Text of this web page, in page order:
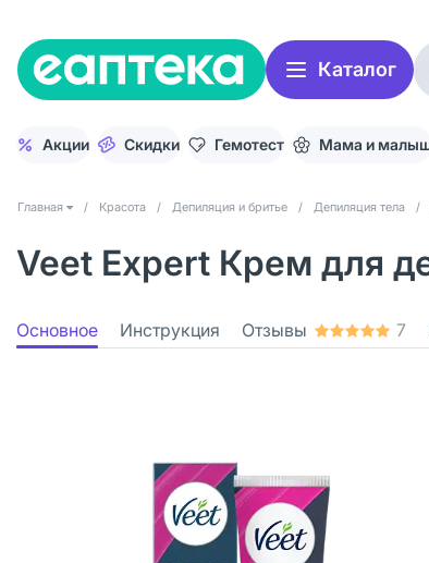
Каталог
Акции Скидки Гемотест Мама и
Главная / Красота / Депиляция и бритье / Депиляция тела /
Veet Expert Крем для
Основное Инструкция Отзывы 7